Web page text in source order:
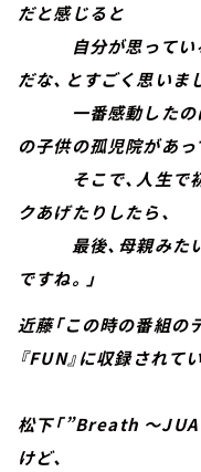
だと感じると
自分が思っている
だな、とすごく思いま
一番感動したのは
の子供の孤児院があっ
そこで、人生で初
クあげたりしたら、
最後、母親みたい
ですね。」
近藤「この時の番組の
『FUN』に収録されて
松下「”Breath ～
けど、